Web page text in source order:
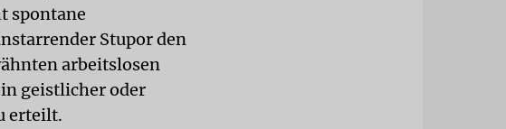
spontane
Stupor den
arbeitslosen
geistlicher oder
erteilt.